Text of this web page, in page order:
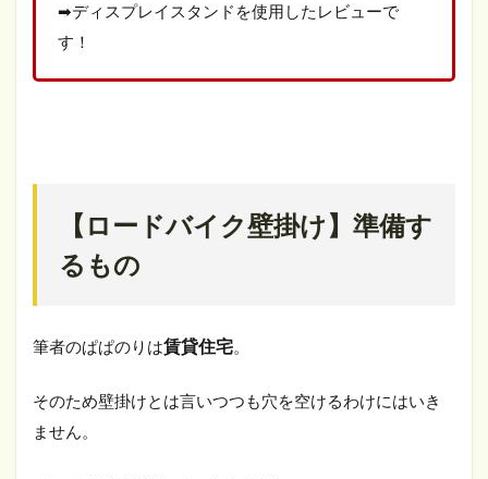
➡ディスプレイスタンドを使用したレビューで
す！
【ロードバイク壁掛け】準備す
るもの
筆者のぱぱのりは賃貸住宅
そのため壁掛けとは言いつつも穴を空けるわけにはいき
ません。